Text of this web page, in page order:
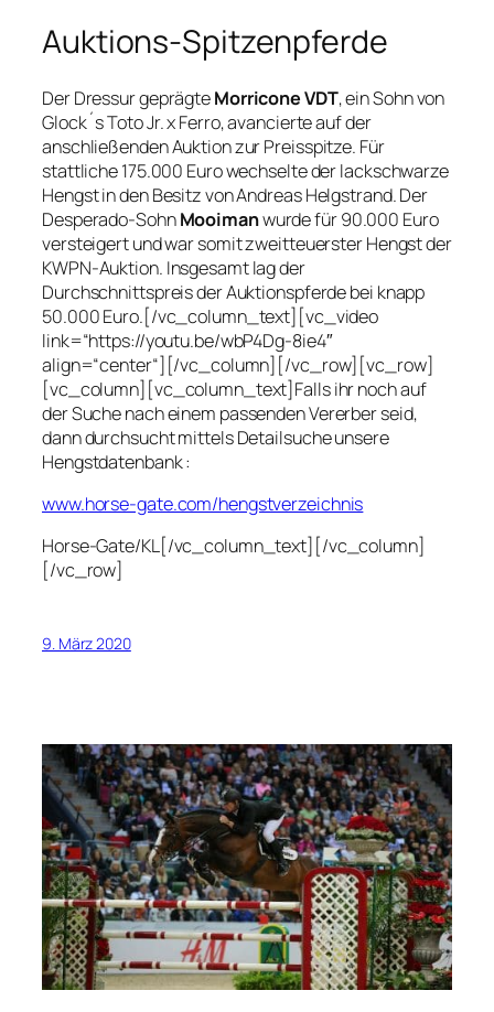
Auktions-Spitzenpferde
Der Dressur geprägteMorricone VDT, ein Sohn von
Glock´s Toto Jr. x Ferro, avancierte auf der
anschließenden Auktion zur Preisspitze. Für
stattliche 175.000 Euro wechselte der lackschwarze
Hengst in den Besitz von Andreas Helgstrand. Der
Desperado-SohnMooimanwurde für 90.000 Euro
versteigert und war somit zweitteuerster Hengst der
KWPN-Auktion. Insgesamt lag der
Durchschnittspreis der Auktionspferde bei knapp
50.000 Euro.[/vc_column_text][vc_video
link=“https://youtu.be/wbP4Dg-8ie4″
align=“center“][/vc_column][/vc_row][vc_row]
[vc_column][vc_column_text]Falls ihr noch auf
der Suche nach einem passenden Vererber seid,
dann durchsucht mittels Detailsuche unsere
Hengstdatenbank :
www.horse-gate.com/hengstverzeichnis
Horse-Gate/KL[/vc_column_text][/vc_column]
[/vc_row]
9. März 2020